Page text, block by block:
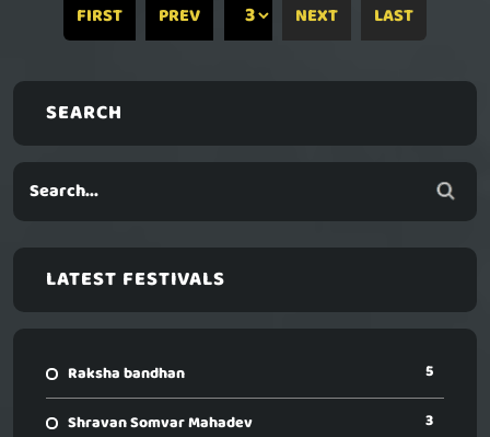
FIRST PREV NEXT LAST
SEARCH
LATEST FESTIVALS
Raksha bandhan 5
Shravan Somvar Mahadev 3